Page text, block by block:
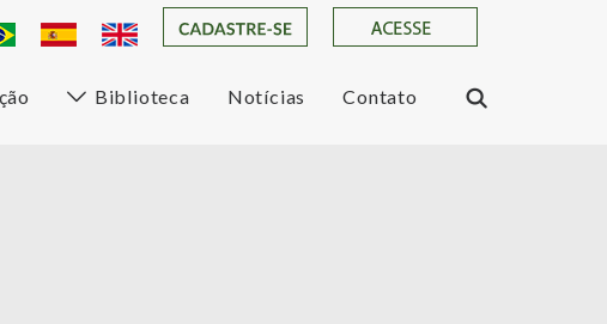
Biblioteca Notícias Contato